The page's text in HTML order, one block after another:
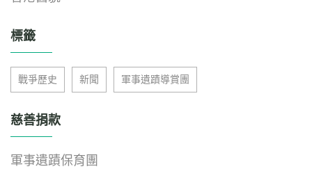
標籤
戰爭歷史 新聞 軍事遺蹟導賞團
慈善捐款
軍事遺蹟保育團